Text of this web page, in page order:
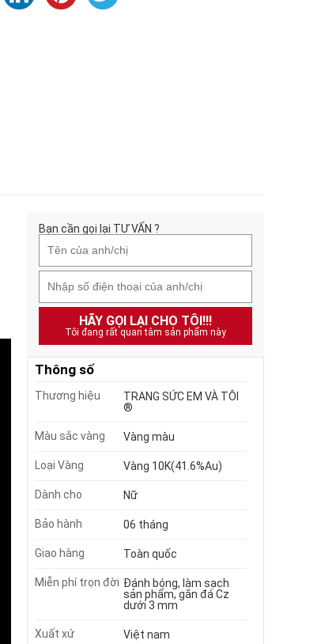
Bạn cần gọi lại TƯ VẤN ?
HÃY GỌI LẠI CHO TÔI!!!
Tôi đang rất quan tâm sản phẩm này
Thông số
Thương hiệu
TRANG SỨC EM VÀ TÔI
®
Màu sắc vàng Vàng màu
Loại Vàng Vàng 10K(41.6%Au)
Dành cho Nữ
Bảo hành 06 tháng
Giao hàng Toàn quốc
Miễn phí trọn đời Đánh bóng, làm sạch
sản phẩm, gắn đá Cz
dưới 3 mm
Xuất xứ Việt nam